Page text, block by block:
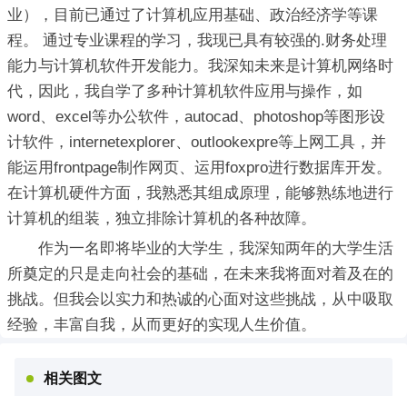
业），目前已通过了计算机应用基础、政治经济学等课
程。 通过专业课程的学习，我现已具有较强的.财务处理
能力与计算机软件开发能力。我深知未来是计算机网络时
代，因此，我自学了多种计算机软件应用与操作，如
word、excel等办公软件，autocad、photoshop等图形设
计软件，internetexplorer、outlookexpre等上网工具，并
能运用frontpage制作网页、运用foxpro进行数据库开发。
在计算机硬件方面，我熟悉其组成原理，能够熟练地进行
计算机的组装，独立排除计算机的各种故障。
作为一名即将毕业的大学生，我深知两年的大学生活
所奠定的只是走向社会的基础，在未来我将面对着及在的
挑战。但我会以实力和热诚的心面对这些挑战，从中吸取
经验，丰富自我，从而更好的实现人生价值。
相关图文